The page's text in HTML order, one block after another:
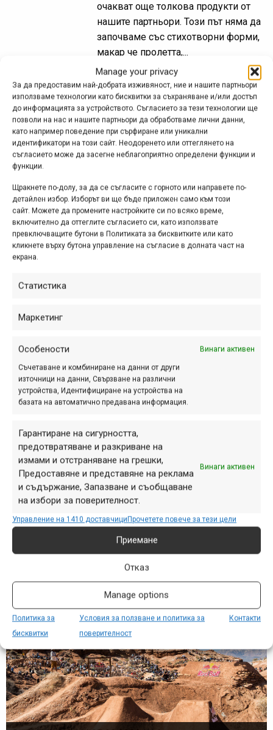
Manage your privacy
За да предоставим най-добрата изживяност, ние и нашите партньори
използваме технологии като бисквитки за съхраняване и/или достъп
до информацията за устройството. Съгласието за тези технологии ще
позволи на нас и нашите партньори да обработваме лични данни,
като например поведение при сърфиране или уникални
идентификатори на този сайт. Неодоренето или оттеглянето на
съгласието може да засегне неблагоприятно определени функции и
функции.
Щракнете по-долу, за да се съгласите с горното или направете по-
детайлен избор. Изборът ви ще бъде приложен само към този
сайт. Можете да промените настройките си по всяко време,
включително да оттеглите съгласието си, като използвате
превключващите бутони в Политиката за бисквитките или като
кликнете върху бутона управление на съгласие в долната част на
екрана.
Статистика
Маркетинг
Особености Винаги активен
Съчетаване и комбиниране на данни от други
източници на данни, Свързване на различни
устройства, Идентифициране на устройства на
базата на автоматично предавана информация.
Гарантиране на сигурността,
предотвратяване и разкриване на
измами и отстраняване на грешки,
Предоставяне и представяне на реклама
и съдържание, Запазване и съобщаване
на избори за поверителност.
Винаги активен
Управление на 1410 доставчициПрочетете повече за тези цели
Приемане
Отказ
Manage options
Политика за
бисквитки
Условия за ползване и политика за
поверителност
Контакти
очакват още толкова продукти от
нашите партньори. Този път няма да
започваме със стихотворни форми,
макар че пролетта,...
Байк на фокус: Теодор
Мавродиев | YT Tues CF
Comp
Ако не знаете кой е Теодор
Мавродиев, вероятно изобщо, ама
хич не се интересувате от спускане.
За друг вариант не се сещаме...
Младежът от Петрич е един от най-
авг. 18, 2016 at 07:20.
През последните години MTB
значителни темпове, а с
нарастващото предлаганe нови
български онлайн магазини се
появяват на всеки няколко месеца.
Леко встрани от основното...
Снимка на деня